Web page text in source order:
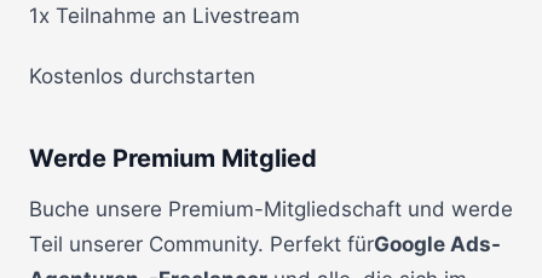
1x Teilnahme an Livestream
Kostenlos durchstarten
Werde Premium Mitglied
Buche unsere Premium-Mitgliedschaft und werde
Teil unserer Community. Perfekt fürGoogle Ads-